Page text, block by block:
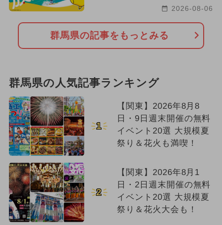
2026-08-06
群馬県の記事をもっとみる
群馬県の人気記事ランキング
1
【関東】2026年8月8
日・9日週末開催の無料
イベント20選 大規模夏
祭り＆花火も満喫！
2
【関東】2026年8月1
日・2日週末開催の無料
イベント20選 大規模夏
祭り＆花火大会も！